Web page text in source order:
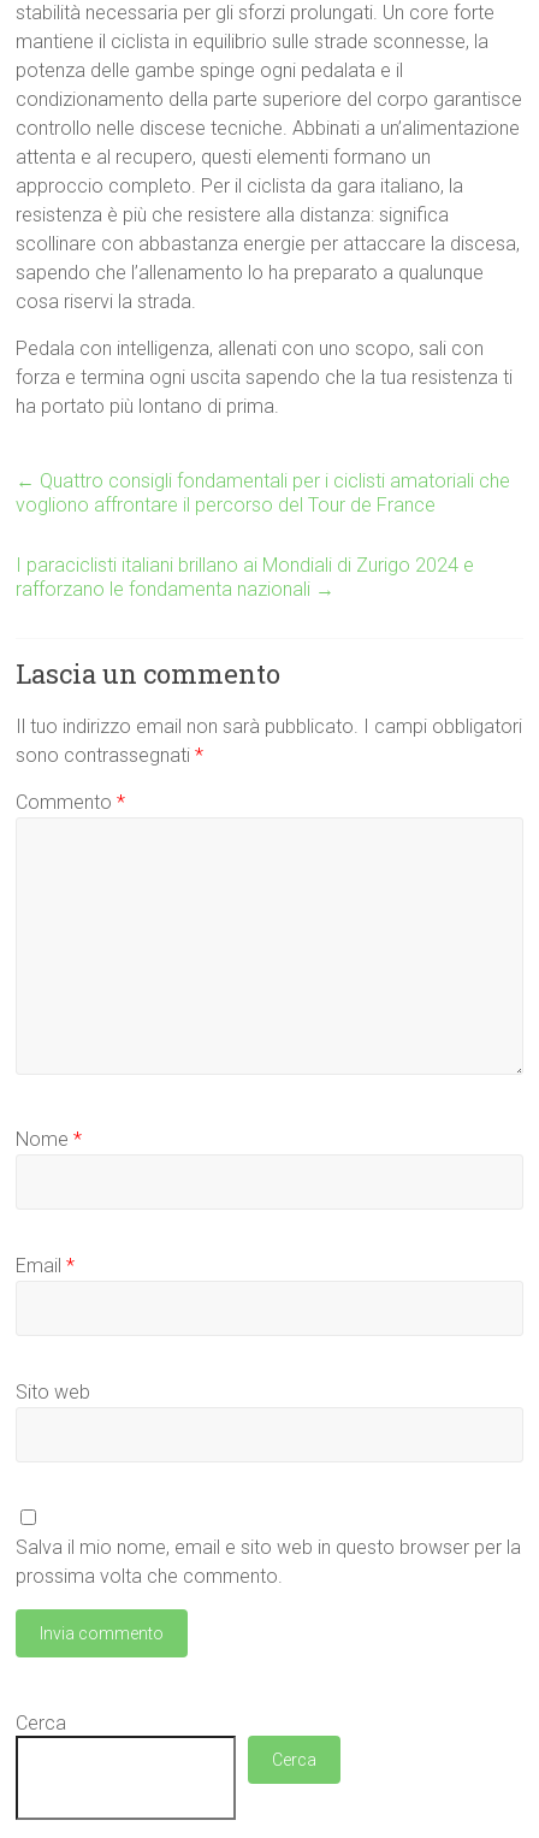
stabilità necessaria per gli sforzi prolungati. Un core forte
mantiene il ciclista in equilibrio sulle strade sconnesse, la
potenza delle gambe spinge ogni pedalata e il
condizionamento della parte superiore del corpo garantisce
controllo nelle discese tecniche. Abbinati a un’alimentazione
attenta e al recupero, questi elementi formano un
approccio completo. Per il ciclista da gara italiano, la
resistenza è più che resistere alla distanza: significa
scollinare con abbastanza energie per attaccare la discesa,
sapendo che l’allenamento lo ha preparato a qualunque
cosa riservi la strada.
Pedala con intelligenza, allenati con uno scopo, sali con
forza e termina ogni uscita sapendo che la tua resistenza ti
ha portato più lontano di prima.
← Quattro consigli fondamentali per i ciclisti amatoriali che
vogliono affrontare il percorso del Tour de France
I paraciclisti italiani brillano ai Mondiali di Zurigo 2024 e
rafforzano le fondamenta nazionali →
Lascia un commento
Il tuo indirizzo email non sarà pubblicato. I campi obbligatori
sono contrassegnati*
Commento*
Nome*
Email*
Sito web
Salva il mio nome, email e sito web in questo browser per la
prossima volta che commento.
Cerca
Cerca